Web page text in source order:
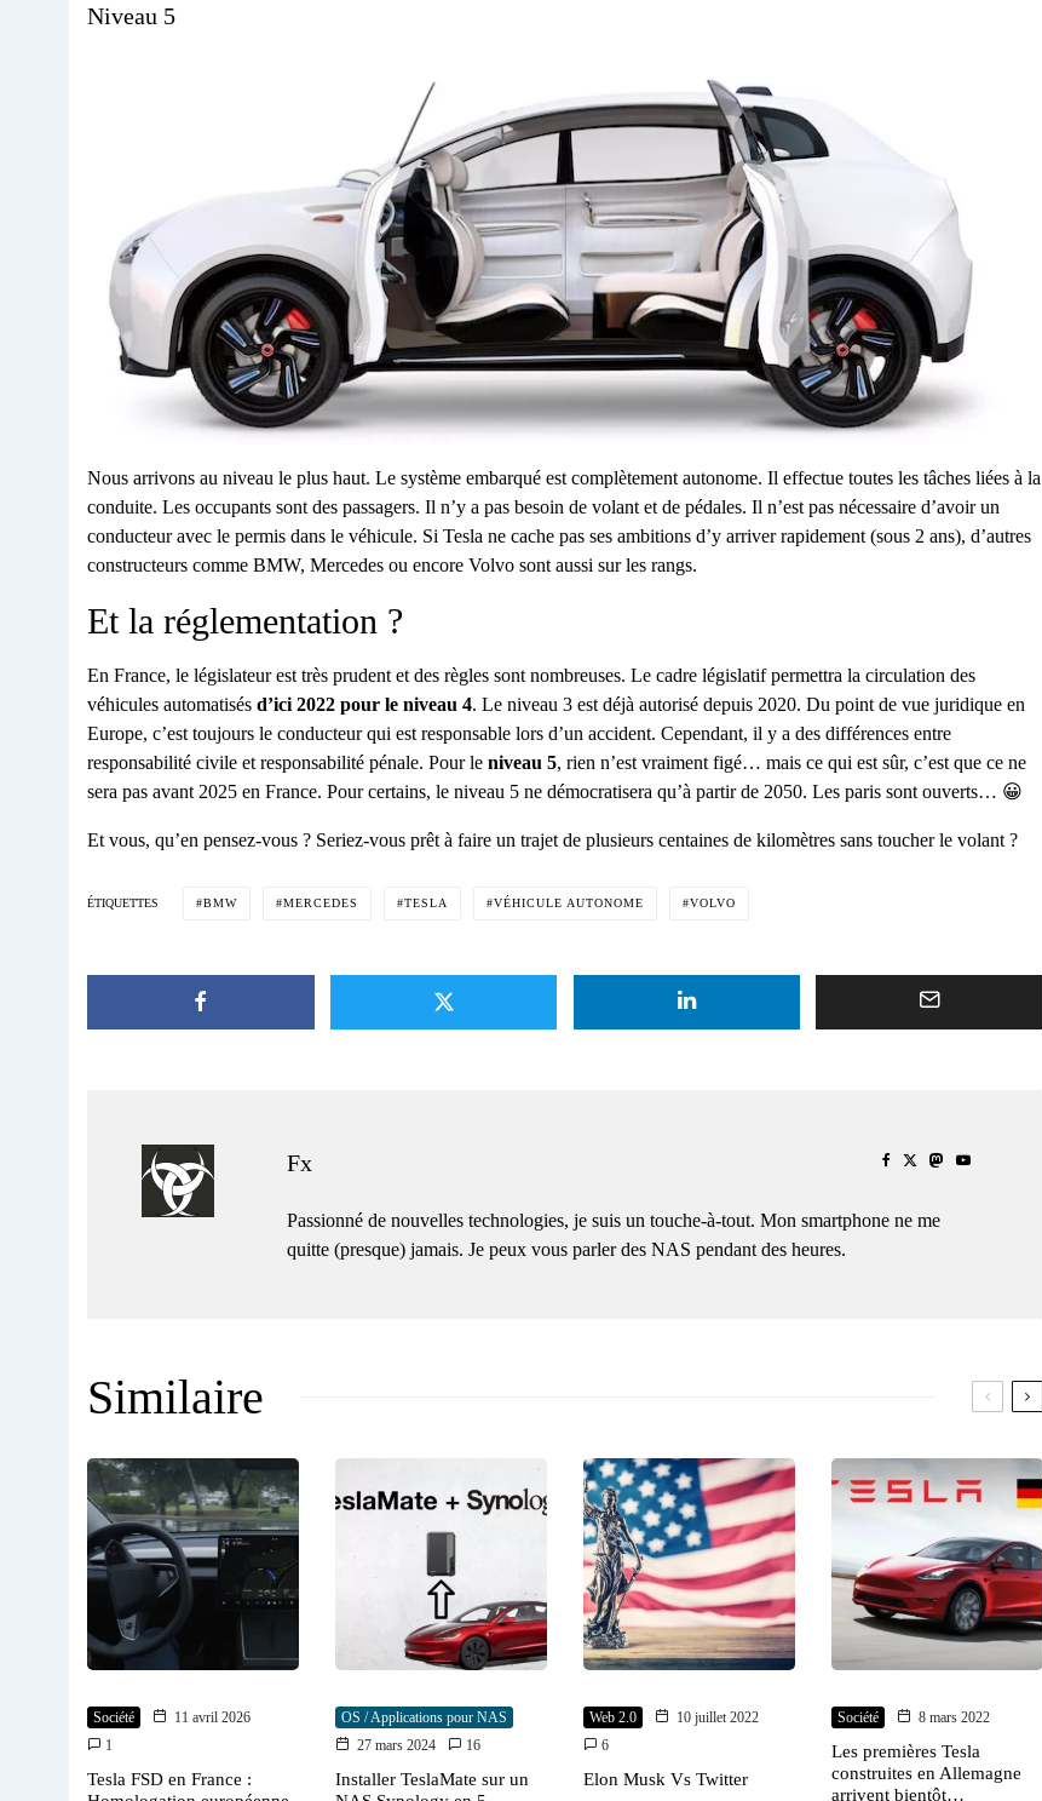
Niveau 5
Nous arrivons au niveau le plus haut. Le système embarqué est complètement autonome. Il effectue toutes les tâches liées à la
conduite. Les occupants sont des passagers. Il n’y a pas besoin de volant et de pédales. Il n’est pas nécessaire d’avoir un
conducteur avec le permis dans le véhicule. Si Tesla ne cache pas ses ambitions d’y arriver rapidement (sous 2 ans), d’autres
constructeurs comme BMW, Mercedes ou encore Volvo sont aussi sur les rangs.
Et la réglementation ?
En France, le législateur est très prudent et des règles sont nombreuses. Le cadre législatif permettra la circulation des
véhicules automatisés d’ici 2022 pour le niveau 4. Le niveau 3 est déjà autorisé depuis 2020. Du point de vue juridique en
Europe, c’est toujours le conducteur qui est responsable lors d’un accident. Cependant, il y a des différences entre
responsabilité civile et responsabilité pénale. Pour le niveau 5, rien n’est vraiment figé… mais ce qui est sûr, c’est que ce ne
sera pas avant 2025 en France. Pour certains, le niveau 5 ne démocratisera qu’à partir de 2050. Les paris sont ouverts… 😀
Et vous, qu’en pensez-vous ? Seriez-vous prêt à faire un trajet de plusieurs centaines de kilomètres sans toucher le volant ?
ÉTIQUETTES BMW MERCEDES TESLA VÉHICULE AUTONOME VOLVO
Fx
Passionné de nouvelles technologies, je suis un touche-à-tout. Mon smartphone ne me
quitte (presque) jamais. Je peux vous parler des NAS pendant des heures.
Similaire
Société
11 avril 2026
1
Tesla FSD en France :
OS / Applications pour NAS
27 mars 2024
16
Installer TeslaMate sur un
Web 2.0
10 juillet 2022
6
Elon Musk Vs Twitter
Société 8 mars 2022
Les premières Tesla
construites en Allemagne
arrivent bientôt…